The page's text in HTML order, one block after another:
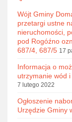
Wójt Gminy
przetargi ustne
nieruchomości,
pod Rogóźno
687/4, 687/5 17
Informacja o
utrzymanie wód
7 lutego 2022
Ogłoszenie
Urzędzie Gminy